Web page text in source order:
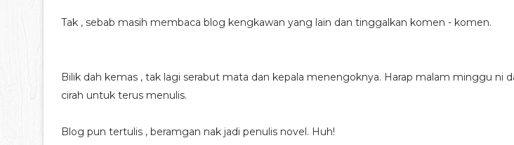
Tak , sebab masih membaca blog kengkawan yang lain dan tinggalkan komen - komen.
Bilik dah kemas , tak lagi serabut mata dan kepala menengoknya. Harap malam minggu ni
cirah untuk terus menulis.
Blog pun tertulis , beramgan nak jadi penulis novel. Huh!